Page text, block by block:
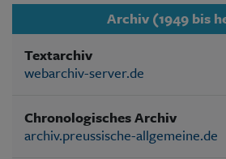
Archiv (1949 bis
Textarchiv
webarchiv-server.de
Chronologisches Archiv
archiv.preussische-allgemeine.de